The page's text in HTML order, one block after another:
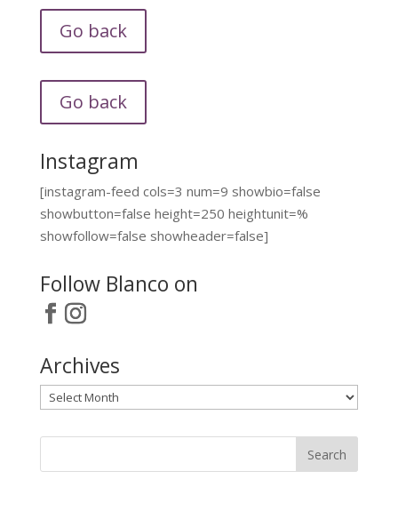
Go back
Go back
Instagram
[instagram-feed cols=3 num=9 showbio=false
showbutton=false height=250 heightunit=%
showfollow=false showheader=false]
Follow Blanco on
Archives
Archives